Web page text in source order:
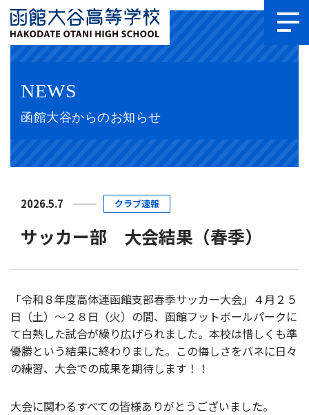
NEWS
函館大谷からのお知らせ
2026.5.7 クラブ速報
サッカー部 大会結果（春季）
「令和８年度高体連函館支部春季サッカー大会」４月２５
日（土）～２８日（火）の間、函館フットボールパークに
て白熱した試合が繰り広げられました。本校は惜しくも準
優勝という結果に終わりました。この悔しさをバネに日々
の練習、大会での成果を期待します！！
大会に関わるすべての皆様ありがとうございました。